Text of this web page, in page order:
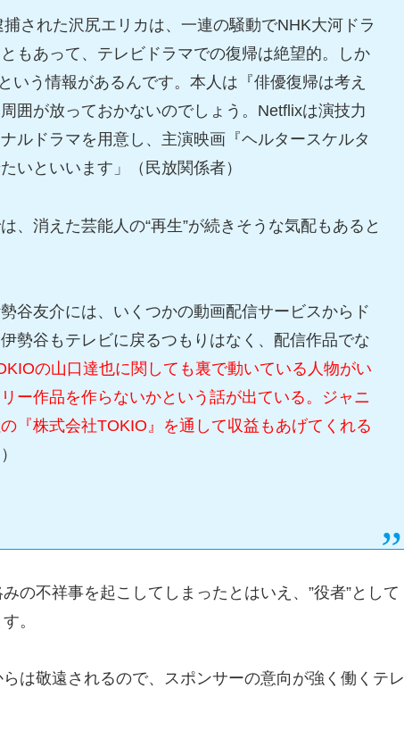
された沢尻エリカは、一連の騒動でNHK大河ドラ
もあって、テレビドラマでの復帰は絶望的。しか
いう情報があるんです。本人は『俳優復帰は考え
囲が放っておかないのでしょう。Netflixは演技力
ルドラマを用意し、主演映画『ヘルタースケルタ
いといいます」（民放関係者）
、消えた芸能人の“再生”が続きそうな気配もあると
谷友介には、いくつかの動画配信サービスからド
勢谷もテレビに戻るつもりはなく、配信作品でな
の山口達也に関しても裏で動いている人物がい
ー作品を作らないかという話が出ている。ジャニ
『株式会社TOKIO』を通して収益もあげてくれる
の不祥事を起こしてしまったとはいえ、”役者”として
。
は敬遠されるので、スポンサーの意向が強く働くテレ